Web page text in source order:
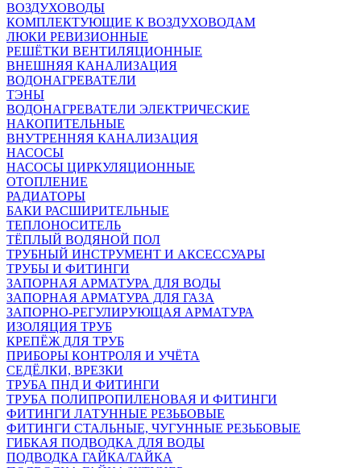
ВОЗДУХОВОДЫ
КОМПЛЕКТУЮЩИЕ К ВОЗДУХОВОДАМ
ЛЮКИ РЕВИЗИОННЫЕ
РЕШЁТКИ ВЕНТИЛЯЦИОННЫЕ
ВНЕШНЯЯ КАНАЛИЗАЦИЯ
ВОДОНАГРЕВАТЕЛИ
ТЭНЫ
ВОДОНАГРЕВАТЕЛИ ЭЛЕКТРИЧЕСКИЕ
НАКОПИТЕЛЬНЫЕ
ВНУТРЕННЯЯ КАНАЛИЗАЦИЯ
НАСОСЫ
НАСОСЫ ЦИРКУЛЯЦИОННЫЕ
ОТОПЛЕНИЕ
РАДИАТОРЫ
БАКИ РАСШИРИТЕЛЬНЫЕ
ТЕПЛОНОСИТЕЛЬ
ТЁПЛЫЙ ВОДЯНОЙ ПОЛ
ТРУБНЫЙ ИНСТРУМЕНТ И АКСЕССУАРЫ
ТРУБЫ И ФИТИНГИ
ЗАПОРНАЯ АРМАТУРА ДЛЯ ВОДЫ
ЗАПОРНАЯ АРМАТУРА ДЛЯ ГАЗА
ЗАПОРНО-РЕГУЛИРУЮЩАЯ АРМАТУРА
ИЗОЛЯЦИЯ ТРУБ
КРЕПЁЖ ДЛЯ ТРУБ
ПРИБОРЫ КОНТРОЛЯ И УЧЁТА
СЕДЁЛКИ, ВРЕЗКИ
ТРУБА ПНД И ФИТИНГИ
ТРУБА ПОЛИПРОПИЛЕНОВАЯ И ФИТИНГИ
ФИТИНГИ ЛАТУННЫЕ РЕЗЬБОВЫЕ
ФИТИНГИ СТАЛЬНЫЕ, ЧУГУННЫЕ РЕЗЬБОВЫЕ
ГИБКАЯ ПОДВОДКА ДЛЯ ВОДЫ
ПОДВОДКА ГАЙКА/ГАЙКА